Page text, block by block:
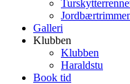
Galleri
Klubben
Klubben
Haraldstu
Book tid